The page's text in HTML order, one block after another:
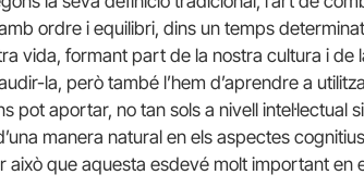
ordre i equilibri, dins un temps
vida, formant part de la nostra cultura i de
la, però també l’hem d’aprendre a
pot aportar, no tan sols a nivell intel·lectual
manera natural en els aspectes
això que aquesta esdevé molt important en